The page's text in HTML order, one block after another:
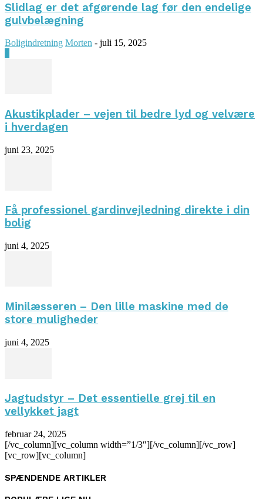
Slidlag er det afgørende lag før den endelige
gulvbelægning
Boligindretning Morten - juli 15, 2025
Akustikplader – vejen til bedre lyd og velvære
i hverdagen
juni 23, 2025
Få professionel gardinvejledning direkte i din
bolig
juni 4, 2025
Minilæsseren – Den lille maskine med de
store muligheder
juni 4, 2025
Jagtudstyr – Det essentielle grej til en
vellykket jagt
februar 24, 2025
[/vc_column][vc_column width=”1/3″][/vc_column][/vc_row]
[vc_row][vc_column]
SPÆNDENDE ARTIKLER